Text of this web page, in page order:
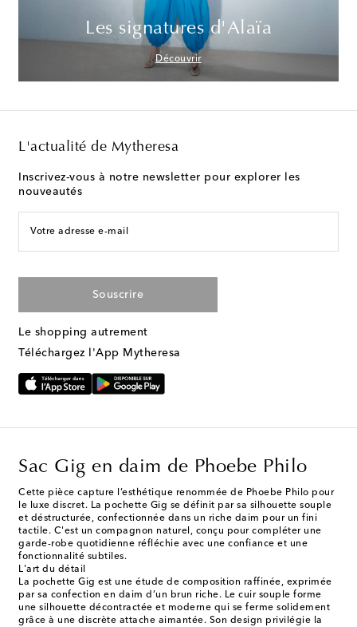
Les signatures d'Alaïa
Découvrir
L'actualité de Mytheresa
Inscrivez-vous à notre newsletter pour explorer les
nouveautés
Votre adresse e-mail
Souscrire
Le shopping autrement
Téléchargez l'App Mytheresa
Sac Gig en daim de Phoebe Philo
Cette pièce capture l’esthétique renommée de Phoebe Philo pour
le luxe discret. La pochette Gig se définit par sa silhouette souple
et déstructurée, confectionnée dans un riche daim pour un fini
tactile. C'est un compagnon naturel, conçu pour compléter une
garde-robe quotidienne réfléchie avec une confiance et une
fonctionnalité subtiles.
L'art du détail
La pochette Gig est une étude de composition raffinée, exprimée
par sa confection en daim d’un brun riche. Le cuir souple forme
une silhouette décontractée et moderne qui se ferme solidement
grâce à une discrète attache aimantée. Son design privilégie la